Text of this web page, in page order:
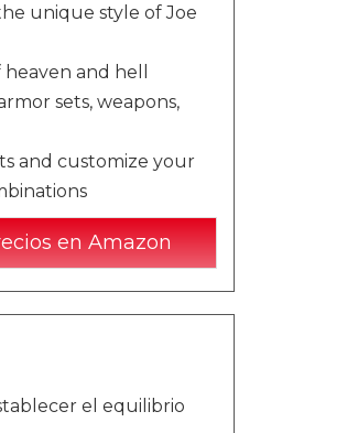
unique style of Joe
and hell
sets, weapons,
and customize your
en Amazon
el equilibrio